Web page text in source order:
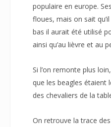
populaire en europe.
floues, mais on sait
bas il aurait été utilisé
ainsi qu’au lièvre et au
Si l’on remonte plus
que les beagles étaient
des chevaliers de la
On retrouve la trace